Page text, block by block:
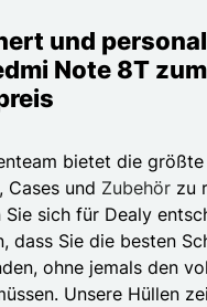
und
Note 8T zum
bietet die größte
, Cases und Zubehör zu
Sie sich für Dealy
dass Sie die besten
ohne jemals den
Unsere Hüllen